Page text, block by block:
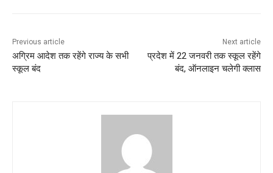
Previous article
अग्रिम आदेश तक रहेंगे राज्य के सभी
स्कूल बंद
Next article
प्रदेश में 22 जनवरी तक स्कूल रहेंगे
बंद, ऑनलाइन चलेगी क्लास